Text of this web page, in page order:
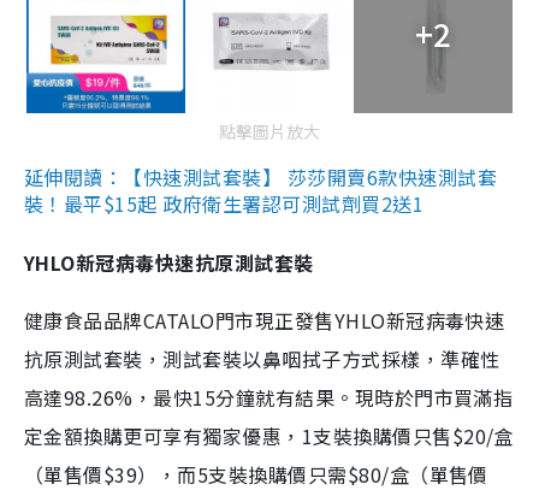
+2
點擊圖片放大
延伸閱讀：【快速測試套裝】 莎莎開賣6款快速測試套
裝！最平$15起 政府衛生署認可測試劑買2送1
YHLO新冠病毒快速抗原測試套裝
健康食品品牌CATALO門市現正發售YHLO新冠病毒快速
抗原測試套裝，測試套裝以鼻咽拭子方式採樣，準確性
高達98.26%，最快15分鐘就有結果。現時於門市買滿指
定金額換購更可享有獨家優惠，1支裝換購價只售$20/盒
（單售價$39），而5支裝換購價只需$80/盒（單售價